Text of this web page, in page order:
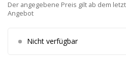
Der angegebene Preis gilt ab dem
Angebot
Nicht verfügbar